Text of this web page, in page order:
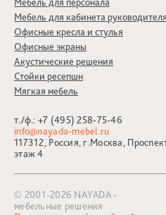
Мебель для персонала
Мебель для кабинета руководителя
Офисные кресла и стулья
Офисные экраны
Акустические решения
Стойки ресепшн
Мягкая мебель
т./ф.: +7 (495) 258-75-46
info@nayada-mebel.ru
117312, Россия, г.Москва,
этаж 4
© 2001-2026 NAYADA -
мебельные решения